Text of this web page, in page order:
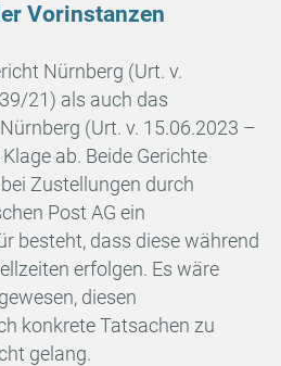
Vorinstanzen
Nürnberg (Urt. v.
21) als auch das
(Urt. v. 15.06.2023 –
ab. Beide Gerichte
Zustellungen durch
Post AG ein
besteht, dass diese während
erfolgen. Es wäre
diesen
konkrete Tatsachen zu
gelang.